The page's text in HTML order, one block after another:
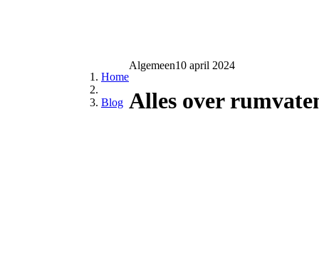
Home
Blog
Algemeen10 april 2024
Alles over